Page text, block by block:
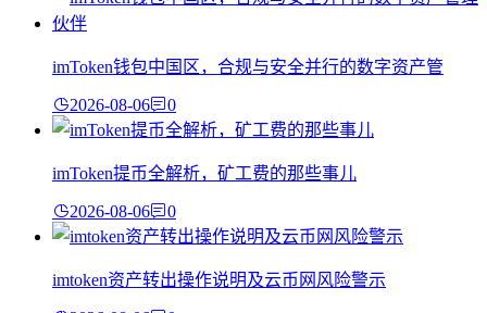
imToken钱包中国区，合规与安全并行的数字资产管
2026-08-06 0
imToken提币全解析，矿工费的那些事儿
2026-08-06 0
imtoken资产转出操作说明及云币网风险警示